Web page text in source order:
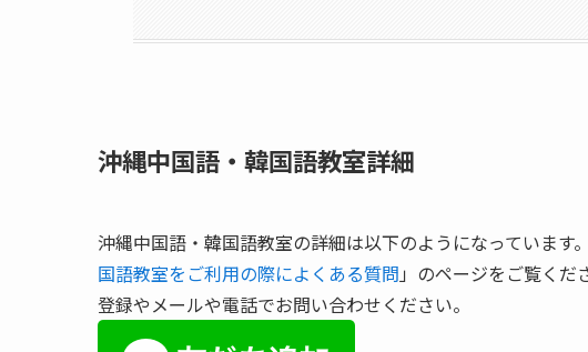
沖縄中国語・韓国語教室詳細
沖縄中国語・韓国語教室の詳細は以下のようになっています
国語教室をご利用の際によくある質問 」のページをご覧く
登録やメールや電話でお問い合わせください。